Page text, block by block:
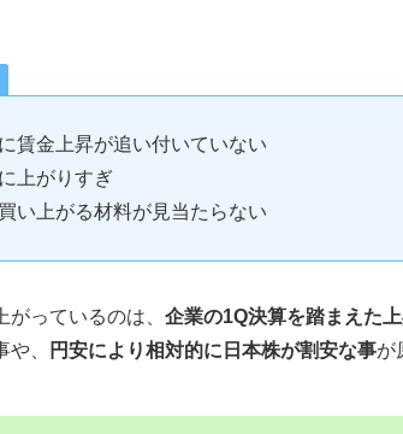
賃金上昇が追い付いていない
上がりすぎ
い上がる材料が見当たらない
っているのは、 企業の1Q決算を踏まえた
や、 円安により相対的に日本株が割安な事が